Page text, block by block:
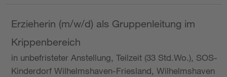
Erzieherin (m/w/d) als Gruppenleitung im
Krippenbereich
in unbefristeter Anstellung, Teilzeit (33 Std.Wo.), SOS-
Kinderdorf Wilhelmshaven-Friesland, Wilhelmshaven